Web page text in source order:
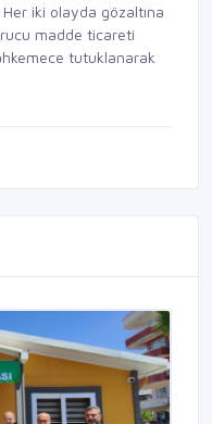
Her iki olayda gözaltına
madde ticareti
tutuklanarak